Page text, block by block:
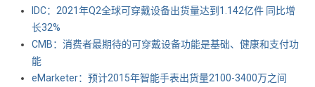
IDC：2021年Q2全球可穿戴设备出货量达到1.142亿件 同比增
长32%
CMB：消费者最期待的可穿戴设备功能是基础、健康和支付功
能
eMarketer：预计2015年智能手表出货量2100-3400万之间